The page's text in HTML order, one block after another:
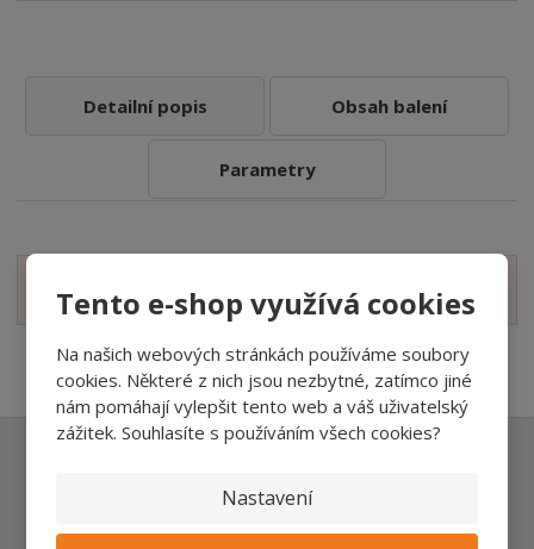
Tento e-shop využívá cookies
Na našich webových stránkách používáme soubory
cookies. Některé z nich jsou nezbytné, zatímco jiné
nám pomáhají vylepšit tento web a váš uživatelský
zážitek. Souhlasíte s používáním všech cookies?
Nastavení
Detailní popis Obsah balení
Parametry
Zobrazit hodnocení produktu